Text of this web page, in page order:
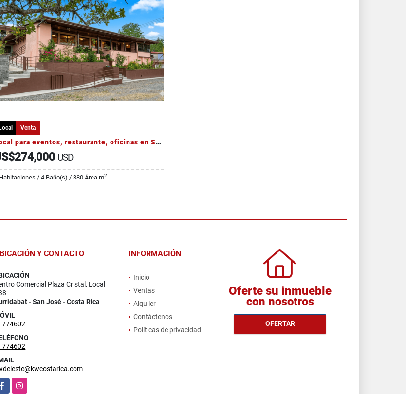
Local Venta
Local para eventos, restaurante, oficinas en San Ramón de Tres Ríos
USD
/ 4 Baño(s) / 380 Área m2
Y CONTACTO
Comercial Plaza Cristal, Local
- San José - Costa Rica
Instagram
INFORMACIÓN
Inicio
Ventas
Alquiler
Contáctenos
Políticas de privacidad
Oferte su inmueble
con nosotros
OFERTAR